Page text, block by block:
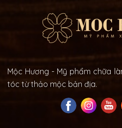
Mộc Hương - Mỹ phẩm chữa
tóc từ thảo mộc bản địa.